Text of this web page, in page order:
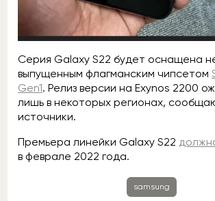
Серия Galaxy S22 будет оснащена
выпущенным флагманским чипсетом
Gen1. Релиз версии на Exynos 2200
лишь в некоторых регионах,
источники.
Премьера линейки Galaxy S22
в феврале 2022 года.
samsung